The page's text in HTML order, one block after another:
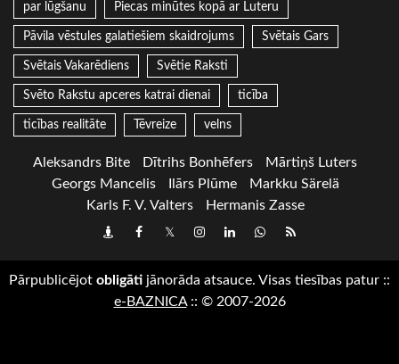
par lūgšanu Piecas minūtes kopā ar Luteru
Pāvila vēstules galatiešiem skaidrojums Svētais Gars
Svētais Vakarēdiens Svētie Raksti
Svēto Rakstu apceres katrai dienai ticība
ticības realitāte Tēvreize velns
Aleksandrs Bite Dītrihs Bonhēfers
Mārtiņš Luters
Georgs Mancelis
Ilārs Plūme
Markku Särelä
Karls F. V. Valters
Hermanis Zasse
DraugiemFacebook
TwitterInstagram
LinkedInwhatsapp
RSS
Pārpublicējot obligāti jānorāda atsauce. Visas tiesības patur ::
e-BAZNICA:: © 2007-2026